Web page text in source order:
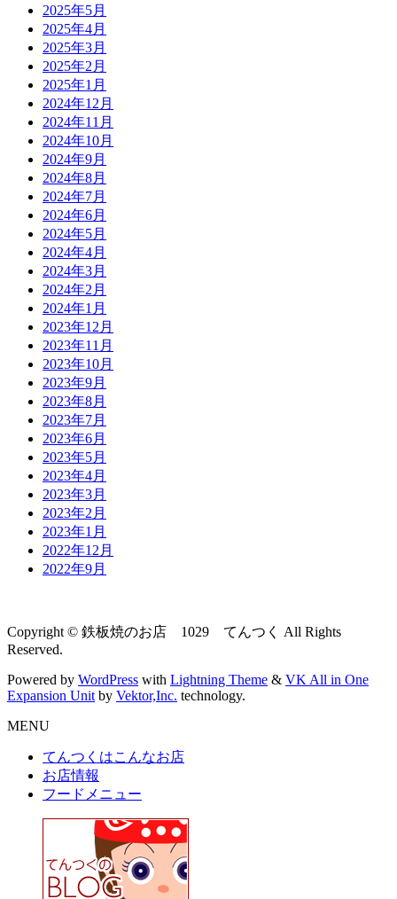
2025年5月
2025年4月
2025年3月
2025年2月
2025年1月
2024年12月
2024年11月
2024年10月
2024年9月
2024年8月
2024年7月
2024年6月
2024年5月
2024年4月
2024年3月
2024年2月
2024年1月
2023年12月
2023年11月
2023年10月
2023年9月
2023年8月
2023年7月
2023年6月
2023年5月
2023年4月
2023年3月
2023年2月
2023年1月
2022年12月
2022年9月
Copyright © 鉄板焼のお店 1029 てんつく All Rights
Reserved.
Powered by WordPress with Lightning Theme & VK All in One
Expansion Unit by Vektor,Inc. technology.
MENU
てんつくはこんなお店
お店情報
フードメニュー